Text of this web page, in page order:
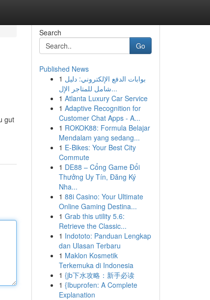
gut
Search
Go
Published News
1 بوابات الدفع الإلكتروني: دليل
شامل للمتاجر الإل...
1 Atlanta Luxury Car Service
1 Adaptive Recognition for
Customer Chat Apps - A...
1 ROKOK88: Formula Belajar
Mendalam yang sedang...
1 E-Bikes: Your Best City
Commute
1 DE88 – Cổng Game Đổi
Thưởng Uy Tín, Đăng Ký
Nha...
1 88i Casino: Your Ultimate
Online Gaming Destina...
1 Grab this utility 5.6:
Retrieve the Classic...
1 Indototo: Panduan Lengkap
dan Ulasan Terbaru
1 Maklon Kosmetik
Terkemuka di Indonesia
1 {jb下水攻略：新手必读
1 {Ibuprofen: A Complete
Explanation